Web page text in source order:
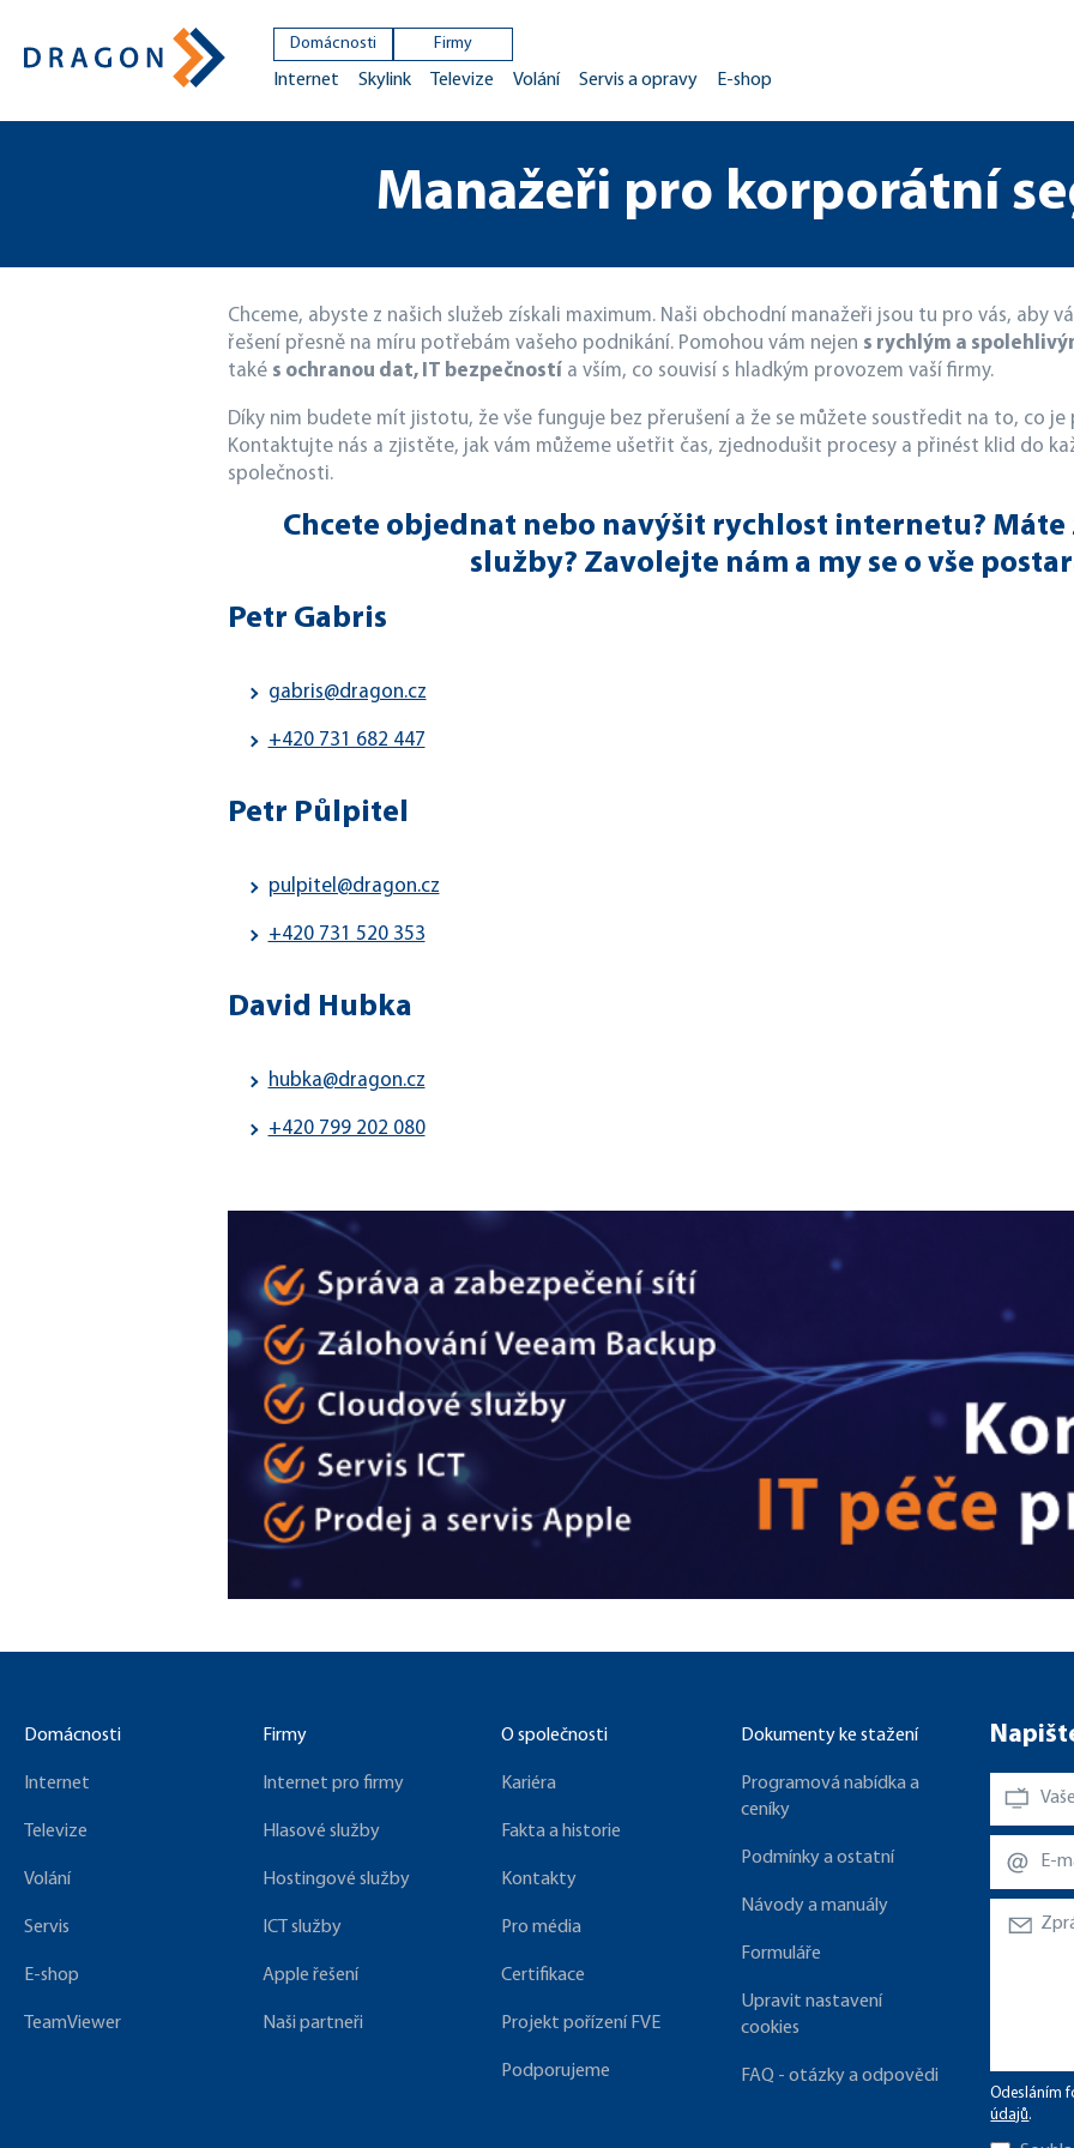
Domácnosti
Internet Skylink Televize Volání Servis a opravy E-shop
Firmy
Manažeři pro korporátní
Chceme, abyste z našich služeb získali maximum. Naši obchodní manažeři jsou tu pro vás, aby
řešení přesně na míru potřebám vašeho podnikání. Pomohou vám nejen s rychlým a
také s ochranou dat, IT bezpečností a vším, co souvisí s hladkým provozem vaší firmy.
Díky nim budete mít jistotu, že vše funguje bez přerušení a že se můžete soustředit na to, co
Kontaktujte nás a zjistěte, jak vám můžeme ušetřit čas, zjednodušit procesy a přinést klid do
společnosti.
Chcete objednat nebo navýšit rychlost internetu? Máte
služby? Zavolejte nám a my se o vše
Petr Gabris
gabris@dragon.cz
+420 731 682 447
Petr Půlpitel
pulpitel@dragon.cz
+420 731 520 353
David Hubka
hubka@dragon.cz
+420 799 202 080
Odesláním
údajů.
Domácnosti
Internet
Televize
Volání
Servis
E-shop
TeamViewer
Firmy
Internet pro firmy
Hlasové služby
Hostingové služby
ICT služby
Apple řešení
Naši partneři
O společnosti
Kariéra
Fakta a historie
Kontakty
Pro média
Certifikace
Projekt pořízení FVE
Podporujeme
Dokumenty ke stažení
Programová nabídka a
ceníky
Podmínky a ostatní
Návody a manuály
Formuláře
Upravit nastavení
cookies
FAQ - otázky a odpovědi